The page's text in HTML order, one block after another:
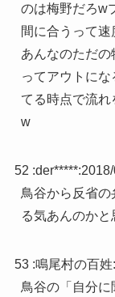
のは梅野だろw
間に合うって
あんなのただ
ってアウトに
てる時点で流
w
52 :der*****:
鳥谷から反省
る気あんのかと
53 :鳴尾村の百姓:
鳥谷の「自分